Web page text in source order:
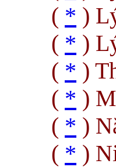
( * )
( * )
( * )
( * )
( * )
( * )